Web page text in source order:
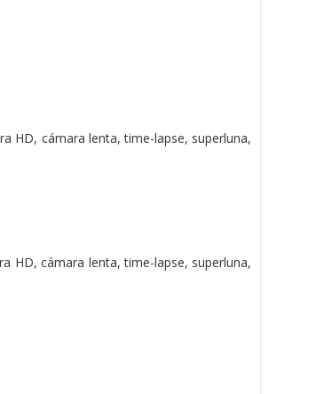
HD, cámara lenta, time-lapse, superluna,
HD, cámara lenta, time-lapse, superluna,